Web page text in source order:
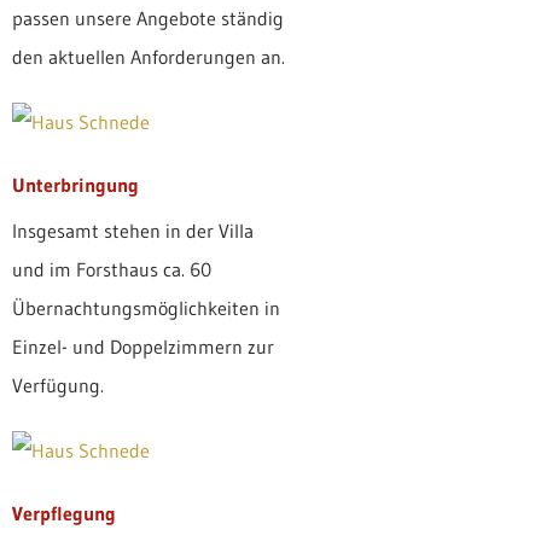
passen unsere Angebote ständig
den aktuellen Anforderungen an.
Unterbringung
Insgesamt stehen in der Villa
und im Forsthaus ca. 60
Übernachtungsmöglichkeiten in
Einzel- und Doppelzimmern zur
Verfügung.
Verpflegung